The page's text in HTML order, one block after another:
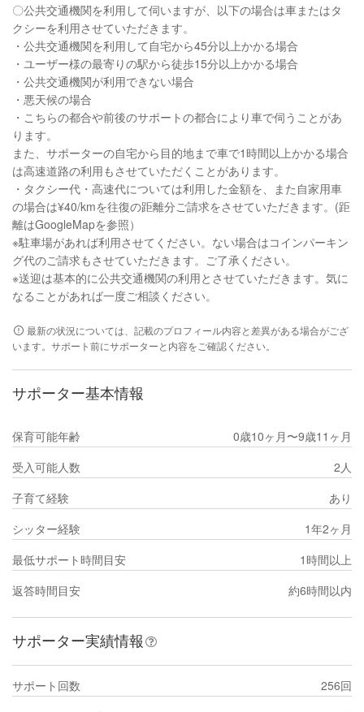
〇公共交通機関を利用して伺いますが、以下の場合は車またはタ
クシーを利用させていただきます。
・公共交通機関を利用して自宅から45分以上かかる場合
・ユーザー様の最寄りの駅から徒歩15分以上かかる場合
・公共交通機関が利用できない場合
・悪天候の場合
・こちらの都合や前後のサポートの都合により車で伺うことがあ
ります。
また、サポーターの自宅から目的地まで車で1時間以上かかる場合
は高速道路の利用もさせていただくことがあります。
・タクシー代・高速代については利用した金額を、また自家用車
の場合は¥40/kmを往復の距離分ご請求をさせていただきます。(距
離はGoogleMapを参照）
※駐車場があれば利用させてください。ない場合はコインパーキン
グ代のご請求もさせていただきます。ご了承ください。
※送迎は基本的に公共交通機関の利用とさせていただきます。気に
なることがあれば一度ご相談ください。
最新の状況については、記載のプロフィール内容と差異がある場合がござ
います。サポート前にサポーターと内容をご確認ください。
サポーター基本情報
保育可能年齢
0歳10ヶ月〜9歳11ヶ月
受入可能人数
2人
子育て経験
あり
シッター経験
1年2ヶ月
最低サポート時間目安
1時間以上
返答時間目安
約6時間以内
サポーター実績情報
サポート回数
256回